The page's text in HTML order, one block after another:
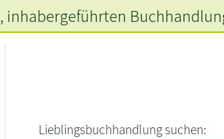
L‍i‍e‍b‍l‍i‍n‍g‍s‍b‍u‍c‍h‍h‍a‍n‍d‍l‍u‍n‍g‍ ‍s‍u‍c‍h‍e‍n‍:‍
, inhabergeführten